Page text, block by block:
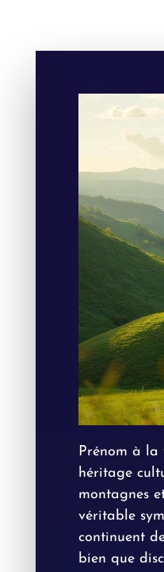
Prénom à la
héritage
montagnes
véritable
continuent
bien que